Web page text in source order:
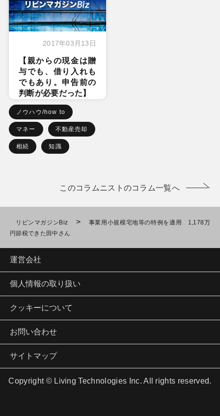
2017年03月13日
【親からの現金は贈
与でも、借り入れも
でもあり。申告前の
判断が必要だった】
ノウハウ/how to
マネー 不動産売却
相続 知識
このコラムニストのコラム一覧へ
リビンマガジンBiz >
事業用小規模宅地等の特例を適用 1,178万
円節税できた田中さん
運営会社
個人情報の取り扱い
クッキーについて
お問い合わせ
サイトマップ
Copyright © Living Technologies Inc. All rights reserved.